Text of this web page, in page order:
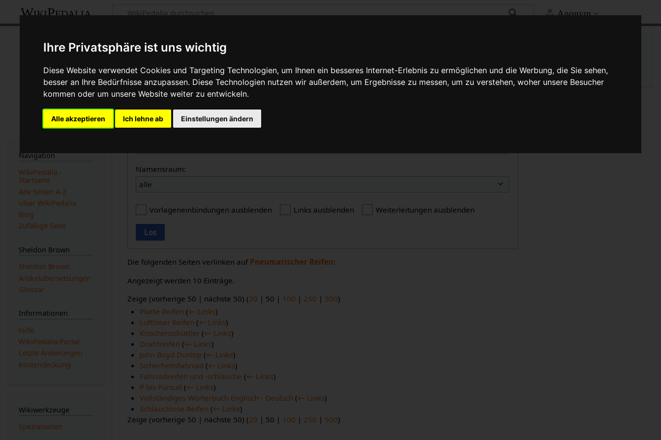
Ihre Privatsphäre ist uns wichtig
Diese Website verwendet Cookies und Targeting Technologien, um Ihnen ein besseres Internet-Erlebnis zu ermöglichen und die Werbung, die Sie sehen,
besser an Ihre Bedürfnisse anzupassen. Diese Technologien nutzen wir außerdem, um Ergebnisse zu messen, um zu verstehen, woher unsere Besucher
kommen oder um unsere Website weiter zu entwickeln.
Alle akzeptieren Ich lehne ab Einstellungen ändern
Anonym
WikiPedalia
Seiten, die auf „Pneumatischer Reifen“ verlinken
Seite Diskussion Quelltext anzeigen Versionsgeschichte
Pneumatischer Reifen
Links auf diese Seite
Seite:
Namensraum:
alle
Vorlageneinbindungen ausblenden Links ausblenden Weiterleitungen ausblenden
Los
Die folgenden Seiten verlinken auf Pneumatischer Reifen:
Angezeigt werden 10 Einträge.
Zeige (vorherige 50 | nächste 50) (20 | 50 | 100 | 250 | 500)
Platte Reifen (← Links)
Luftloser Reifen (← Links)
Knochenschüttler (← Links)
Drahtreifen (← Links)
John Boyd Dunlop (← Links)
Sicherheitsfahrrad (← Links)
Fahrradreifen und -schläuche (← Links)
P bis Pursuit (← Links)
Vollständiges Wörterbuch Englisch - Deutsch (← Links)
Schlauchlose Reifen (← Links)
Zeige (vorherige 50 | nächste 50) (20 | 50 | 100 | 250 | 500)
Navigation
WikiPedalia -
Startseite
Alle Seiten A-Z
Über WikiPedalia
Blog
Zufällige Seite
Sheldon Brown
Sheldon Brown
Artikelübersetzungen
Glossar
Informationen
Hilfe
WikiPedalia:Portal
Letzte Änderungen
Kostendeckung
Wikiwerkzeuge
Spezialseiten
Druckversion